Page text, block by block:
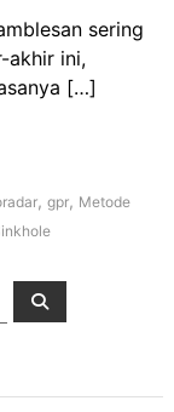
sering
akhir ini,
[…]
, gpr, Metode
Search